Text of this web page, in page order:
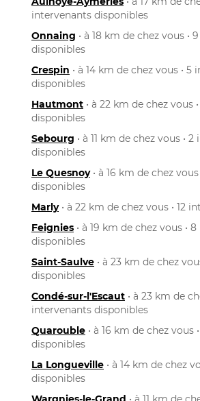
intervenants disponibles
Onnaing • à 18 km de chez vous •
disponibles
Crespin • à 14 km de chez vous • 5
disponibles
Hautmont • à 22 km de chez vous
disponibles
Sebourg • à 11 km de chez vous •
disponibles
Le Quesnoy• à 16 km de chez
disponibles
Marly• à 22 km de chez vous • 12
Feignies • à 19 km de chez vous •
disponibles
Saint-Saulve • à 23 km de chez
disponibles
Condé-sur-l'Escaut • à 23 km de
intervenants disponibles
Quarouble • à 16 km de chez vous
disponibles
La Longueville • à 14 km de chez
disponibles